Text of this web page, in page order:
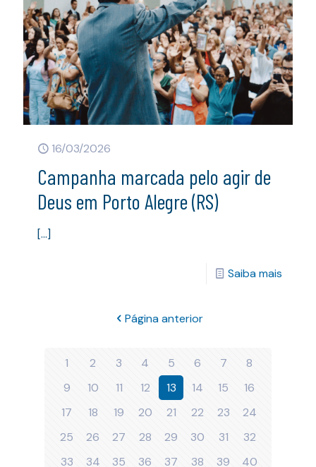
16/03/2026
Campanha marcada pelo agir de
Deus em Porto Alegre (RS)
[…]
Saiba mais
Página anterior
1 2 3 4 5 6 7
8
9
10 11 12 13 14 15
16
17
18 19 20 21 22 23
24
25
26 27 28 29 30 31
32
33
34 35 36 37 38 39
40